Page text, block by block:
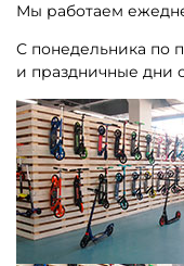
Мы работаем
С понедельника по
и праздничные дни с